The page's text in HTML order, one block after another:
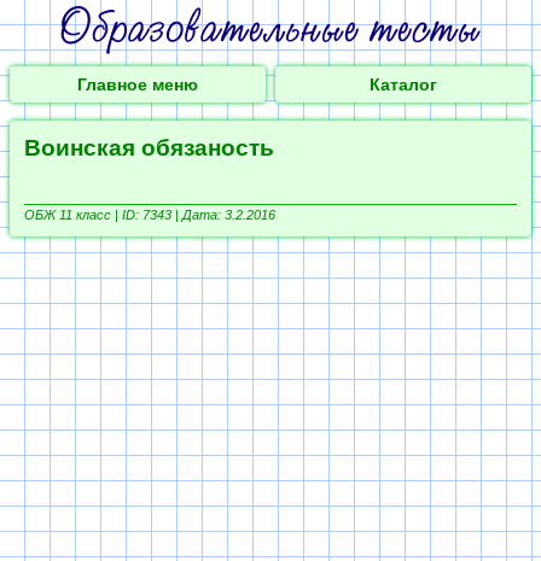
Главное меню Каталог
Воинская обязаность
ОБЖ 11 класс | ID: 7343 | Дата: 3.2.2016